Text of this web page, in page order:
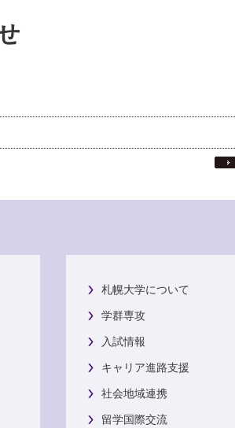
札幌大学について
学群専攻
入試情報
キャリア進路支援
社会地域連携
留学国際交流